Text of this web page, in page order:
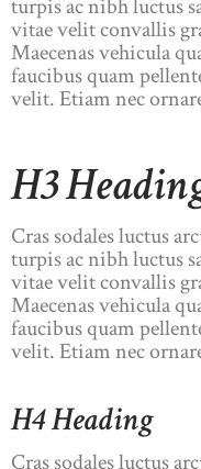
turpis ac nibh luctus
vitae velit convallis
Maecenas vehicula
faucibus quam
velit. Etiam nec
H3
Cras sodales luctus
turpis ac nibh luctus
vitae velit convallis
Maecenas vehicula
faucibus quam
velit. Etiam nec
H4 Heading
Cras sodales luctus